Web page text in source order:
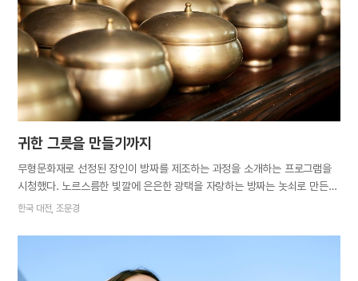
귀한 그릇을 만들기까지
무형문화재로 선정된 장인이 방짜를 제조하는 과정을 소개하는 프로그램을
시청했다. 노르스름한 빛깔에 은은한 광택을 자랑하는 방짜는 놋쇠로 만든
그릇인데 임금님의 수라상에 올려질 정도로 고급 용기였다. 전통 기법으로
아니라 사용할수록 윤기가 난다고 한다. 최근에는 식중독균 같은 음식의
있다. 이처럼 뛰어난 효능을 가진 그릇을 만드는 데는 고도의 숙련된 기술은
한국 대전, 조문경